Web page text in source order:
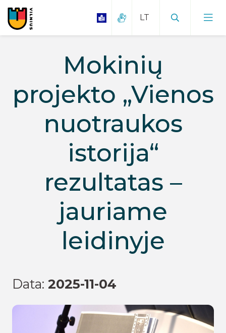
Mokinių
projekto „Vienos
nuotraukos
istorija“
rezultatas –
jauriame
leidinyje
Data: 2025-11-04